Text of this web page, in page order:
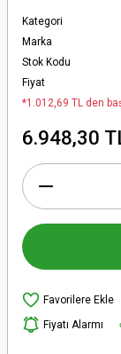
Kategori
Marka
Stok Kodu
Fiyat
*1.012,69 TL den
6.948,30
Fiyatı Alarmı